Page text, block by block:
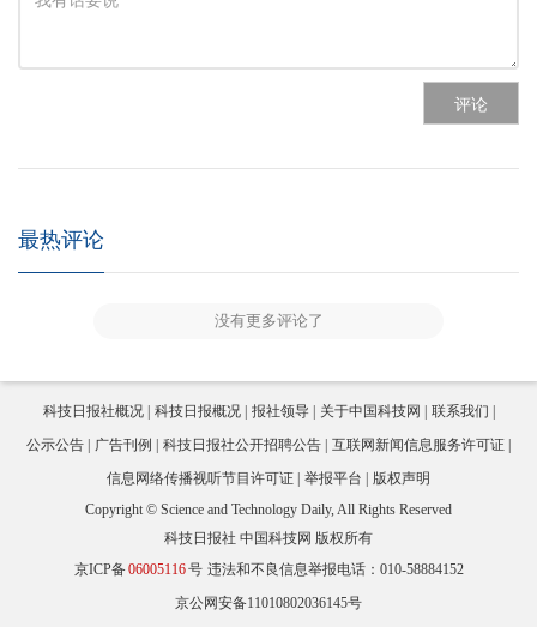
评论
最热评论
没有更多评论了
科技日报社概况 科技日报概况 报社领导 关于中国科技网
联系我们
公示公告
广告刊例 科技日报社公开招聘公告
互联网新闻信息服务许可证
信息网络传播视听节目许可证
举报平台
版权声明
Copyright © Science and Technology Daily, All Rights Reserved
科技日报社 中国科技网 版权所有
京ICP备06005116号 违法和不良信息举报电话：010-58884152
京公网安备11010802036145号